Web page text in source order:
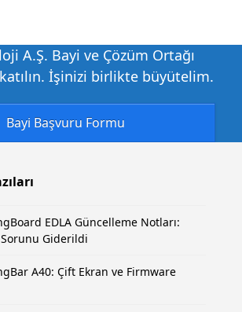
A.Ş. Bayi ve Çözüm Ortağı
İşinizi birlikte büyütelim.
Bayi Başvuru Formu
EDLA Güncelleme Notları:
Sorunu Giderildi
A40: Çift Ekran ve Firmware